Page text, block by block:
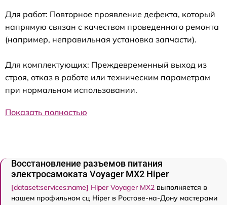
Для работ: Повторное проявление дефекта, который
напрямую связан с качеством проведенного ремонта
(например, неправильная установка запчасти).
Для комплектующих: Преждевременный выход из
строя, отказ в работе или техническим параметрам
при нормальном использовании.
Показать полностью
Восстановление разъемов питания
электросамоката Voyager MX2 Hiper
[dataset:services:name] Hiper Voyager MX2 выполняется в
нашем профильном сц Hiper в Ростове-на-Дону мастерами